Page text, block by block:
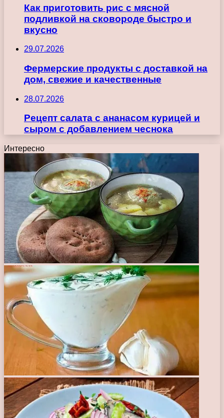
Как приготовить рис с мясной
подливкой на сковороде быстро и
вкусно
29.07.2026
Фермерские продукты с доставкой на
дом, свежие и качественные
28.07.2026
Рецепт салата с ананасом курицей и
сыром с добавлением чеснока
Интересно